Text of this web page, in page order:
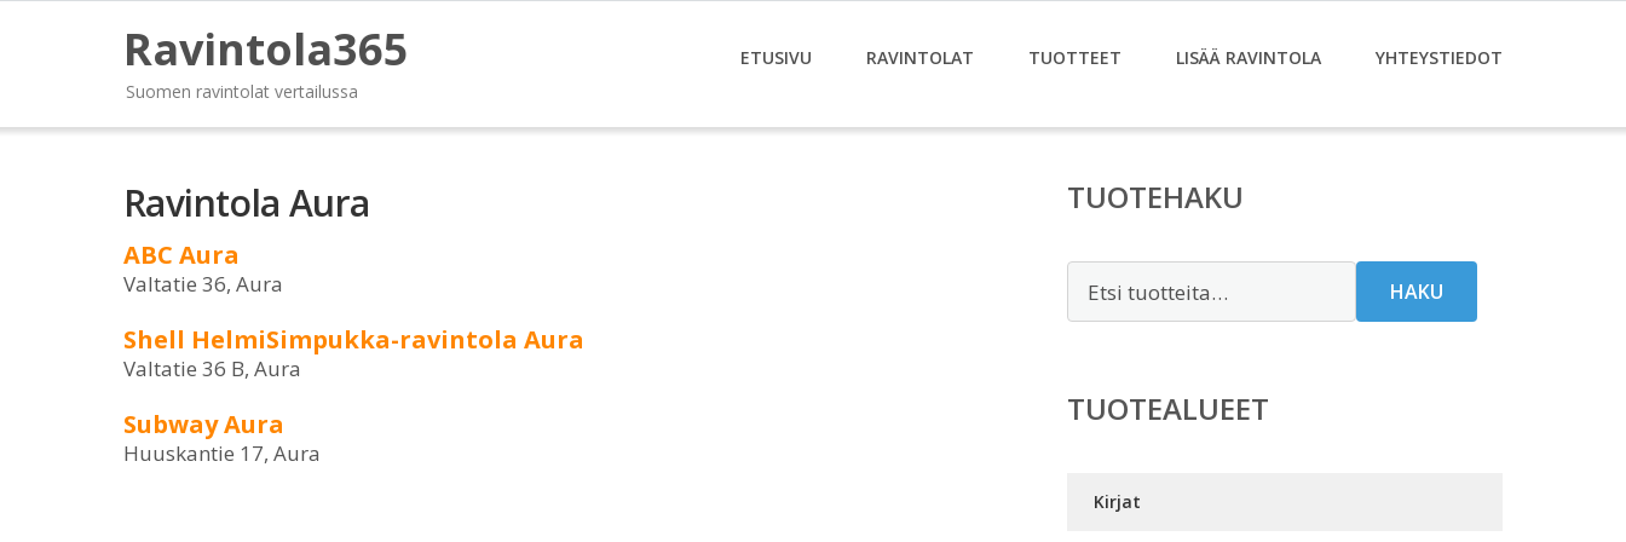
Ravintola365
Suomen ravintolat vertailussa
ETUSIVU RAVINTOLAT TUOTTEET LISÄÄ RAVINTOLA YHTEYSTIEDOT
Ravintola Aura
ABC Aura
Valtatie 36, Aura
Shell HelmiSimpukka-ravintola Aura
Valtatie 36 B, Aura
Subway Aura
Huuskantie 17, Aura
TUOTEHAKU
HAKU
TUOTEALUEET
Kirjat